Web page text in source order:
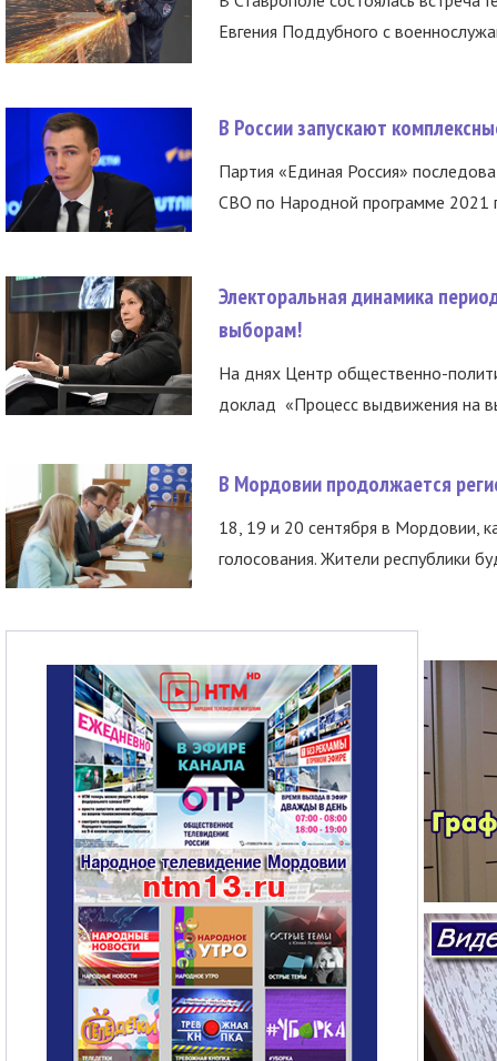
Евгения Поддубного с
В России запускают
Партия «Единая Россия»
СВО по Народной программе 2021
Электоральная динамика
выборам!
На днях Центр общественно-
доклад «Процесс выдвижения на
В Мордовии продолжается
18, 19 и 20 сентября в Мордовии,
голосования. Жители республики